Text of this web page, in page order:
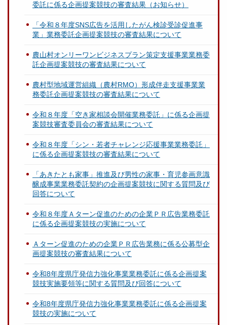
委託に係る企画提案競技の審査結果（お知らせ）
「令和８年度SNS広告を活用したがん検診受診促進事
業」業務委託企画提案競技の審査結果について
農山村オンリーワンビジネスプラン策定支援事業業務委
託企画提案競技の審査結果について
農村型地域運営組織（農村RMO）形成伴走支援事業業
務委託企画提案競技の審査結果について
令和８年度「空き家相談会開催業務委託」に係る企画提
案競技審査委員会の審査結果について
令和８年度「シン・若者チャレンジ応援事業業務委託」
に係る企画提案競技の審査結果について
「あきたとも家事」推進及び男性の家事・育児参画意識
醸成事業業務委託契約の企画提案競技に関する質問及び
回答について
令和８年度Ａターン促進のための企業ＰＲ広告業務委託
に係る企画提案競技の実施について
Ａターン促進のための企業ＰＲ広告業務に係る公募型企
画提案競技の審査結果について
令和8年度県庁発信力強化事業業務委託に係る企画提案
競技実施要領等に関する質問及び回答について
令和8年度県庁発信力強化事業業務委託に係る企画提案
競技の実施について